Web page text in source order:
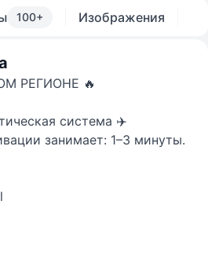
добавить
+1 696 ₽
100+ Изображения
РЕГИОНЕ 🔥
система ✈️
занимает: 1–3 минуты.